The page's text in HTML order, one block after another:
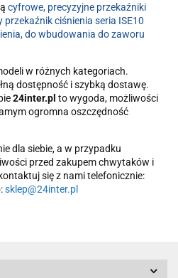
cyfrowe, precyzyjne przekaźniki
przekaźnik ciśnienia seria ISE10
do wbudowania do zaworu
w różnych kategoriach.
dostępność i szybką dostawę.
24inter.pl to wygoda, możliwości
ogromna oszczędność
dla siebie, a w przypadku
przed zakupem chwytaków i
się z nami telefonicznie:
sklep@24inter.pl